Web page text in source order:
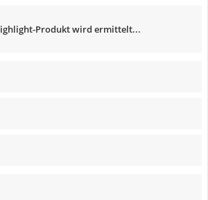
Produkt wird ermittelt...